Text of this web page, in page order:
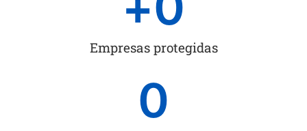
Empresas protegidas
0